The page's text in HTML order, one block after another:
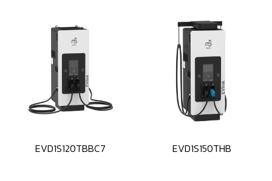
EVD1S120TBBC7 EVD1S150THB